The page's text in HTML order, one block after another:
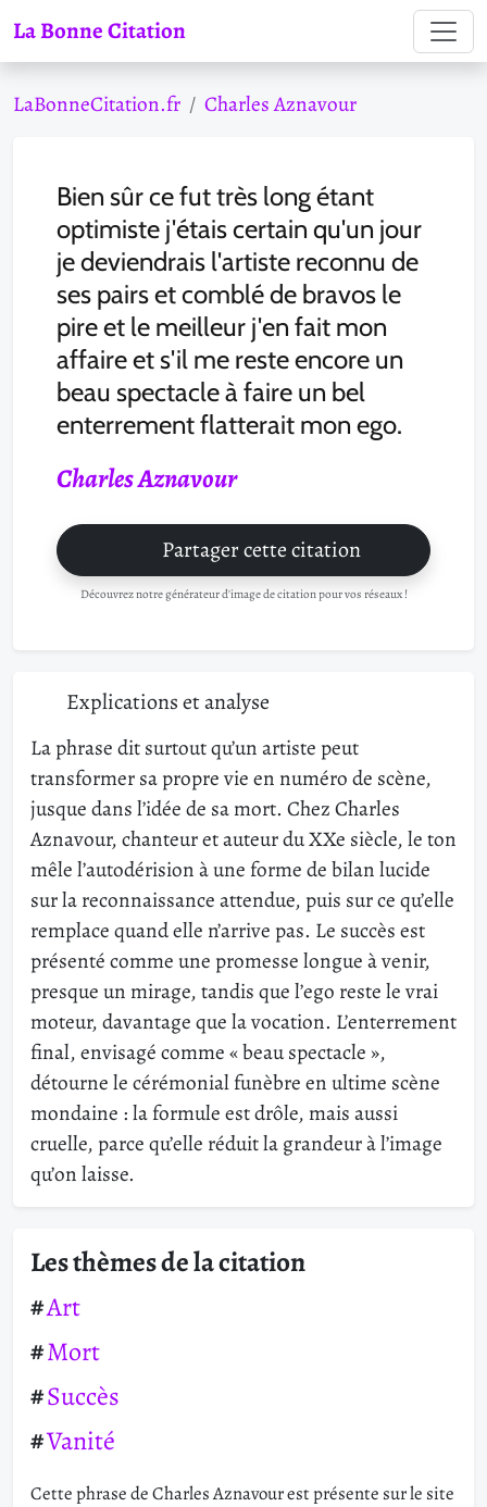
La Bonne Citation
LaBonneCitation.fr Charles Aznavour
Bien sûr ce fut très long étant
optimiste j'étais certain qu'un jour
je deviendrais l'artiste reconnu de
ses pairs et comblé de bravos le
pire et le meilleur j'en fait mon
affaire et s'il me reste encore un
beau spectacle à faire un bel
enterrement flatterait mon ego.
Charles Aznavour
Partager cette citation
Découvrez notre générateur d'image de citation pour vos réseaux !
Explications et analyse
La phrase dit surtout qu’un artiste peut
transformer sa propre vie en numéro de scène,
jusque dans l’idée de sa mort. Chez Charles
Aznavour, chanteur et auteur du XXe siècle, le ton
mêle l’autodérision à une forme de bilan lucide
sur la reconnaissance attendue, puis sur ce qu’elle
remplace quand elle n’arrive pas. Le succès est
présenté comme une promesse longue à venir,
presque un mirage, tandis que l’ego reste le vrai
moteur, davantage que la vocation. L’enterrement
final, envisagé comme « beau spectacle »,
détourne le cérémonial funèbre en ultime scène
mondaine : la formule est drôle, mais aussi
cruelle, parce qu’elle réduit la grandeur à l’image
qu’on laisse.
Les thèmes de la citation
Art
Mort
Succès
Vanité
Cette phrase de Charles Aznavour est présente sur le site